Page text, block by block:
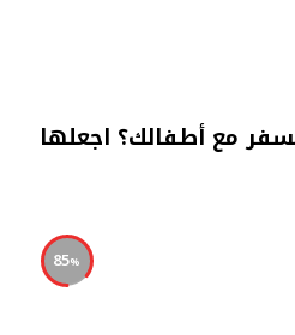
مع أطفالك؟ اجعلها
85